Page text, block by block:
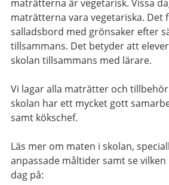
maträtterna är vegetarisk. Vissa
maträtterna vara vegetariska. Det
salladsbord med grönsaker efter
tillsammans. Det betyder att
skolan tillsammans med lärare.
Vi lagar alla maträtter och
skolan har ett mycket gott
samt kökschef.
Läs mer om maten i skolan,
anpassade måltider samt se
dag på: